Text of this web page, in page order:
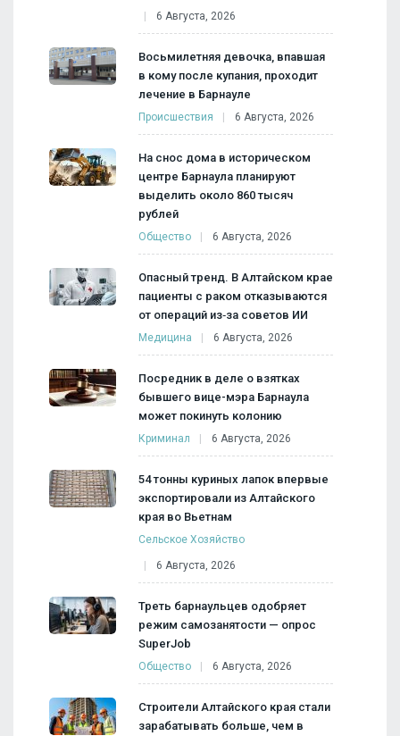
6 Августа, 2026
Восьмилетняя девочка, впавшая
в кому после купания, проходит
лечение в Барнауле
Происшествия 6 Августа, 2026
На снос дома в историческом
центре Барнаула планируют
выделить около 860 тысяч
рублей
Общество 6 Августа, 2026
Опасный тренд. В Алтайском крае
пациенты с раком отказываются
от операций из‑за советов ИИ
Медицина 6 Августа, 2026
Посредник в деле о взятках
бывшего вице-мэра Барнаула
может покинуть колонию
Криминал 6 Августа, 2026
54 тонны куриных лапок впервые
экспортировали из Алтайского
края во Вьетнам
Сельское Хозяйство
6 Августа, 2026
Треть барнаульцев одобряет
режим самозанятости — опрос
SuperJob
Общество 6 Августа, 2026
Строители Алтайского края стали
зарабатывать больше, чем в